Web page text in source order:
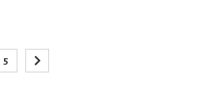
Página
5
Página
Siguiente